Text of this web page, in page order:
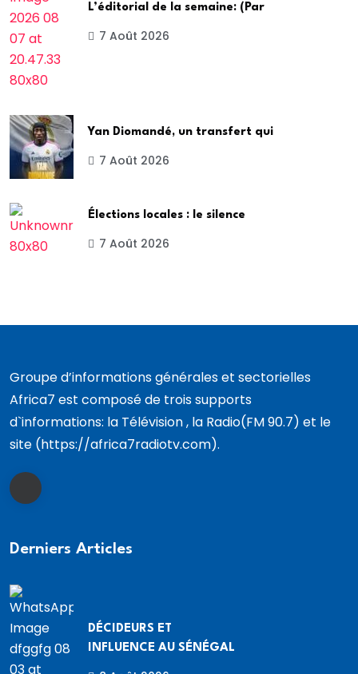
L’éditorial de la semaine: (Par
7 Août 2026
Yan Diomandé, un transfert qui
7 Août 2026
Élections locales : le silence
7 Août 2026
Groupe d’informations générales et sectorielles
Africa7 est composé de trois supports
d`informations: la Télévision , la Radio(FM 90.7) et le
site (https://africa7radiotv.com).
Derniers Articles
DÉCIDEURS ET
INFLUENCE AU SÉNÉGAL